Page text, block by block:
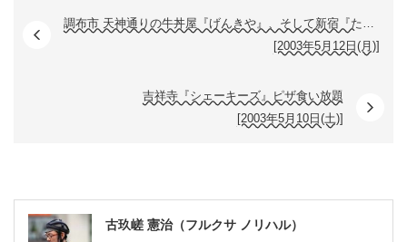
調布市 天神通りの牛丼屋『げんきや』、そして新宿『たつや』
[2003年5月12日(月)]
吉祥寺『シェーキーズ』ピザ食い放題
[2003年5月10日(土)]
古玖嵯 憲治（フルクサ ノリハル）